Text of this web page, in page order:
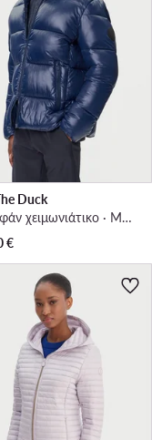
Duck
Μπουφάν χειμωνιάτικο · Μπλε
€